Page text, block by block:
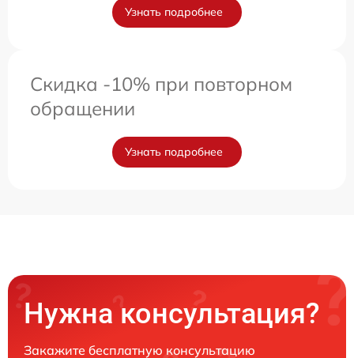
Узнать подробнее
Скидка -10% при повторном
обращении
Узнать подробнее
Нужна консультация?
Закажите бесплатную консультацию